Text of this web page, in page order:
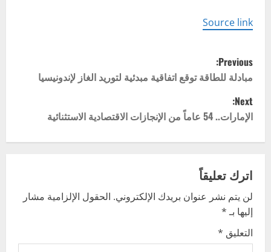
Source link
P
o
s
a
v
i
Previous:
مبادلة للطاقة توقع اتفاقية مبدئية لتوريد الغاز لإندونيسيا
Next:
الإمارات.. 54 عاماً من الإنجازات الاقتصادية الاستثنائية
اترك تعليقاً
لن يتم نشر عنوان بريدك الإلكتروني. الحقول الإلزامية مشار
إليها بـ*
التعليق *